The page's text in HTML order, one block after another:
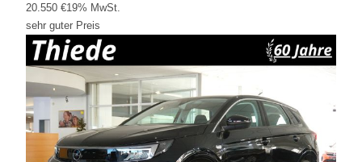
20.550 €19% MwSt.
sehr guter Preis